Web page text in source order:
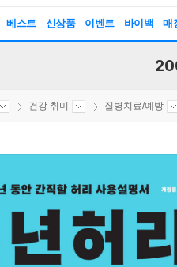
베스트 신상품 이벤트 바이백 매
건강 취미 질병치료/예방